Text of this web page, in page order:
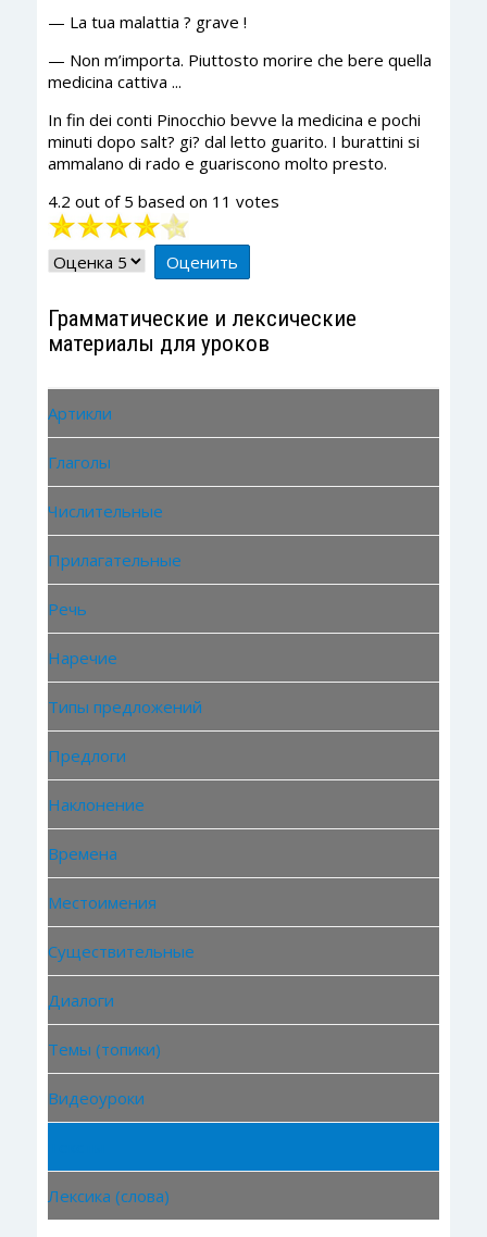
— La tua malattia ? grave !
— Non m’importa. Piuttosto morire che bere quella
medicina cattiva ...
In fin dei conti Pinocchio bevve la medicina e pochi
minuti dopo salt? gi? dal letto guarito. I burattini si
ammalano di rado e guariscono molto presto.
4.2 out of 5 based on 11 votes
Рейтинг:
4/5
Пожалуйста,
оцените
Грамматические и лексические
материалы для уроков
Артикли
Глаголы
Числительные
Прилагательные
Речь
Наречие
Типы предложений
Предлоги
Наклонение
Времена
Местоимения
Существительные
Диалоги
Темы (топики)
Видеоуроки
Лексика (слова)